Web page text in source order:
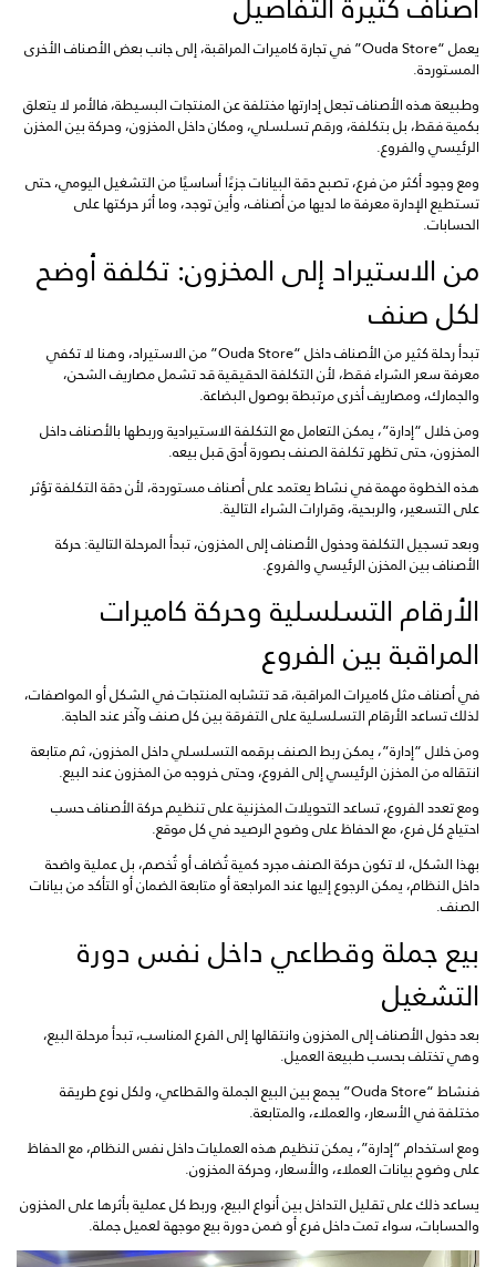
يعمل “Ouda Store” في تجارة كاميرات المراقبة، إلى جانب بعض الأصناف الأخرى
المستوردة.
وطبيعة هذه الأصناف تجعل إدارتها مختلفة عن المنتجات البسيطة، فالأمر لا يتعلق
بكمية فقط، بل بتكلفة، ورقم تسلسلي، ومكان داخل المخزون، وحركة بين المخزن
الرئيسي والفروع.
ومع وجود أكثر من فرع، تصبح دقة البيانات جزءًا أساسيًا من التشغيل اليومي، حتى
تستطيع الإدارة معرفة ما لديها من أصناف، وأين توجد، وما أثر حركتها على
الحسابات.
من الاستيراد إلى المخزون: تكلفة أوضح
لكل صنف
تبدأ رحلة كثير من الأصناف داخل “Ouda Store” من الاستيراد، وهنا لا تكفي
معرفة سعر الشراء فقط، لأن التكلفة الحقيقية قد تشمل مصاريف الشحن،
والجمارك، ومصاريف أخرى مرتبطة بوصول البضاعة.
ومن خلال “إدارة”، يمكن التعامل مع التكلفة الاستيرادية وربطها بالأصناف داخل
المخزون، حتى تظهر تكلفة الصنف بصورة أدق قبل بيعه.
هذه الخطوة مهمة في نشاط يعتمد على أصناف مستوردة، لأن دقة التكلفة تؤثر
على التسعير، والربحية، وقرارات الشراء التالية.
وبعد تسجيل التكلفة ودخول الأصناف إلى المخزون، تبدأ المرحلة التالية: حركة
الأصناف بين المخزن الرئيسي والفروع.
الأرقام التسلسلية وحركة كاميرات
المراقبة بين الفروع
في أصناف مثل كاميرات المراقبة، قد تتشابه المنتجات في الشكل أو المواصفات،
لذلك تساعد الأرقام التسلسلية على التفرقة بين كل صنف وآخر عند الحاجة.
ومن خلال “إدارة”، يمكن ربط الصنف برقمه التسلسلي داخل المخزون، ثم متابعة
انتقاله من المخزن الرئيسي إلى الفروع، وحتى خروجه من المخزون عند البيع.
ومع تعدد الفروع، تساعد التحويلات المخزنية على تنظيم حركة الأصناف حسب
احتياج كل فرع، مع الحفاظ على وضوح الرصيد في كل موقع.
بهذا الشكل، لا تكون حركة الصنف مجرد كمية تُضاف أو تُخصم، بل عملية واضحة
داخل النظام، يمكن الرجوع إليها عند المراجعة أو متابعة الضمان أو التأكد من بيانات
الصنف.
بيع جملة وقطاعي داخل نفس دورة
التشغيل
بعد دخول الأصناف إلى المخزون وانتقالها إلى الفرع المناسب، تبدأ مرحلة البيع،
وهي تختلف بحسب طبيعة العميل.
فنشاط “Ouda Store” يجمع بين البيع الجملة والقطاعي، ولكل نوع طريقة
مختلفة في الأسعار، والعملاء، والمتابعة.
ومع استخدام “إدارة”، يمكن تنظيم هذه العمليات داخل نفس النظام، مع الحفاظ
على وضوح بيانات العملاء، والأسعار، وحركة المخزون.
يساعد ذلك على تقليل التداخل بين أنواع البيع، وربط كل عملية بأثرها على المخزون
والحسابات، سواء تمت داخل فرع أو ضمن دورة بيع موجهة لعميل جملة.